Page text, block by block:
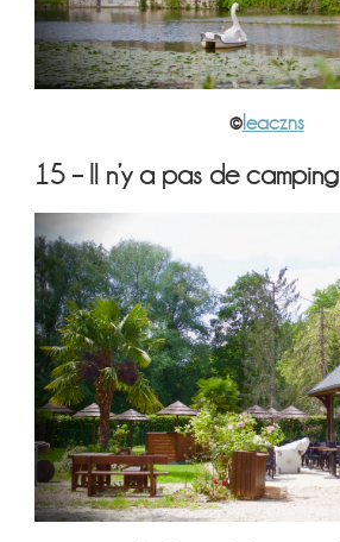
©leaczns
15 – Il n’y a pas de camping